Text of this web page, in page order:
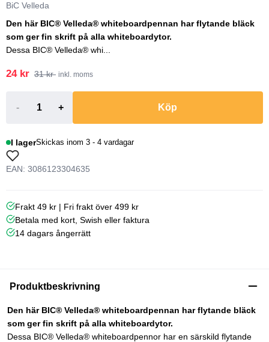
BiC Velleda
Den här BIC® Velleda® whiteboardpennan har flytande bläck
som ger fin skrift på alla whiteboardytor.
Dessa BIC® Velleda® whi...
24 kr 31 kr inkl. moms
- + Köp
I lagerSkickas inom 3 - 4 vardagar
EAN: 3086123304635
Frakt 49 kr | Fri frakt över 499 kr
Betala med kort, Swish eller faktura
14 dagars ångerrätt
Produktbeskrivning
Den här BIC® Velleda® whiteboardpennan har flytande bläck
som ger fin skrift på alla whiteboardytor.
Dessa BIC® Velleda® whiteboardpennor har en särskild flytande